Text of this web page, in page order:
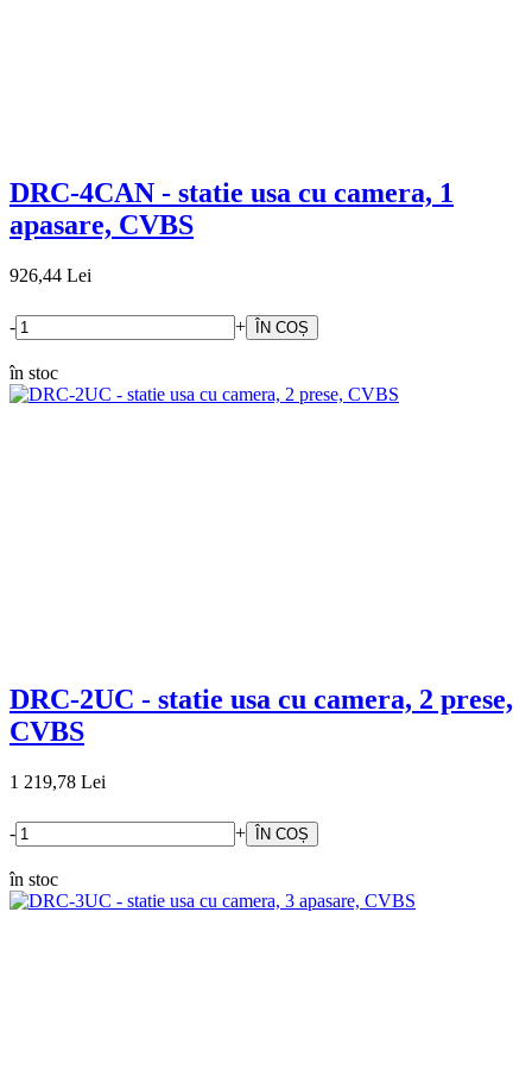
DRC-4CAN - statie usa cu camera, 1
apasare, CVBS
926,44 Lei
- +
în stoc
DRC-2UC - statie usa cu camera, 2 prese,
CVBS
1 219,78 Lei
- +
în stoc